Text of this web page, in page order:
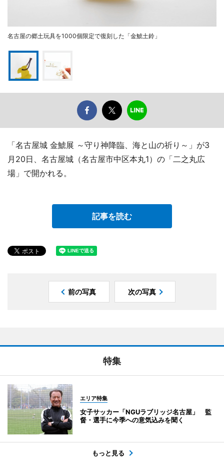
名古屋の郷土玩具を1000個限定で復刻した「金鯱土鈴」
「名古屋城 金鯱展 ～守り神降臨、海と山の祈り～」が3
月20日、名古屋城（名古屋市中区本丸1）の「二之丸広
場」で開かれる。
記事を読む
前の写真 次の写真
特集
エリア特集
女子サッカー「NGUラブリッジ名古屋」 監
督・選手に今季への意気込みを聞く
もっと見る